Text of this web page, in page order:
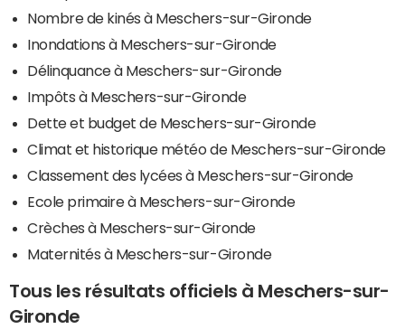
Nombre de kinés à Meschers-sur-Gironde
Inondations à Meschers-sur-Gironde
Délinquance à Meschers-sur-Gironde
Impôts à Meschers-sur-Gironde
Dette et budget de Meschers-sur-Gironde
Climat et historique météo de Meschers-sur-Gironde
Classement des lycées à Meschers-sur-Gironde
Ecole primaire à Meschers-sur-Gironde
Crèches à Meschers-sur-Gironde
Maternités à Meschers-sur-Gironde
Tous les résultats officiels à Meschers-sur-
Gironde